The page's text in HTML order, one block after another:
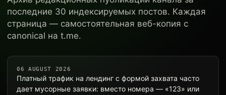
последние 30 индексируемых постов. Каждая
страница — самостоятельная веб-копия с
canonical на t.me.
06 AUGUST 2026
Платный трафик на лендинг с формой захвата часто
дает мусорные заявки: вместо номера — «123» или